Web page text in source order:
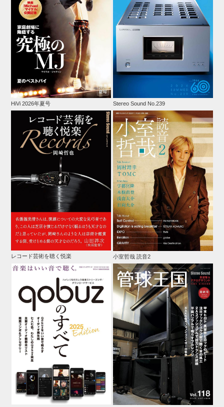
HiVi 2026年夏号 Stereo Sound No.239
レコード芸術を聴く悦楽 小室哲哉 読音2